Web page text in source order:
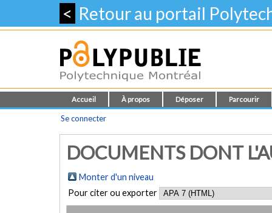
< Retour au portail
Accueil À propos Déposer Parcourir
Se connecter
DOCUMENTS DONT
Monter d'un niveau
Pour citer ou exporter